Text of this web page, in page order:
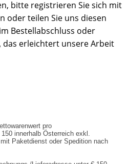
bitte registrieren Sie sich mit
oder teilen Sie uns diesen
Bestellabschluss oder
das erleichtert unsere Arbeit
pro
innerhalb Österreich exkl.
Paketdienst oder Spedition nach